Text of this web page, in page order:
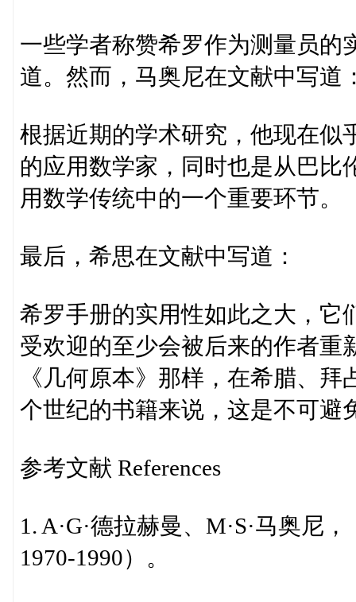
一些学者称赞希罗作为测量员的
道。然而，马奥尼在文献中写道
根据近期的学术研究，他现在似
的应用数学家，同时也是从巴比
用数学传统中的一个重要环节。
最后，希思在文献中写道：
希罗手册的实用性如此之大，它
受欢迎的至少会被后来的作者重
《几何原本》那样，在希腊、
个世纪的书籍来说，这是不可避
参考文献 References
1. A·G·德拉赫曼、M·S·马奥尼
1970-1990）。